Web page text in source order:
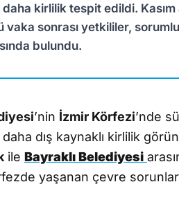
daha kirlilik tespit edildi. Kasım
vaka sonrası yetkililer,
bulundu.
’nin İzmir Körfezi’nde
dış kaynaklı kirlilik
ile Bayraklı Belediyesi
yaşanan çevre